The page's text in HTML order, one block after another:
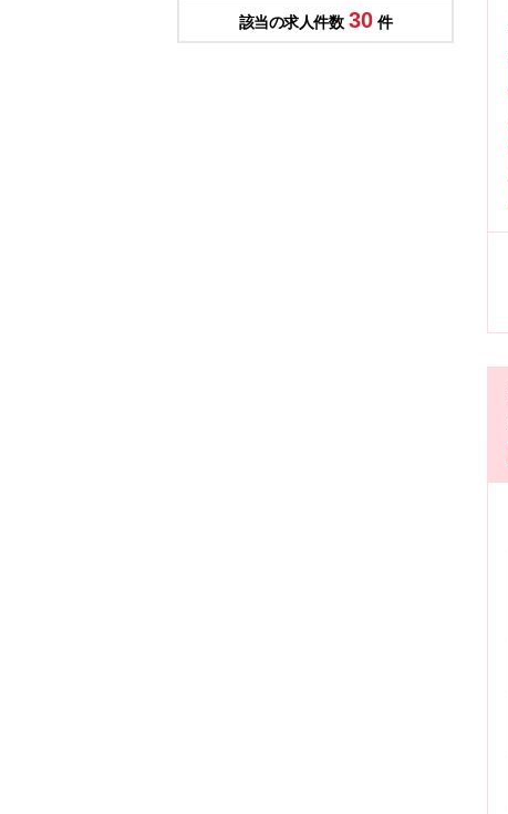
30